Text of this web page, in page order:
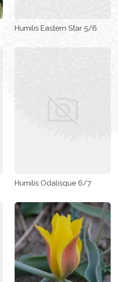
Humilis Eastern Star 5/6
Humilis Odalisque 6/7